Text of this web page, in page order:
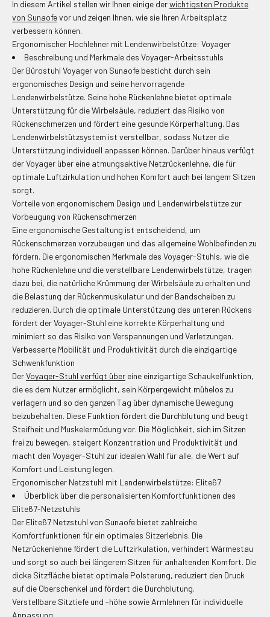
In diesem Artikel stellen wir Ihnen einige derwichtigsten Produkte
von Sunaofevor und zeigen Ihnen, wie sie Ihren Arbeitsplatz
verbessern können.
Ergonomischer Hochlehner mit Lendenwirbelstütze: Voyager
Beschreibung und Merkmale des Voyager-Arbeitsstuhls
Der Bürostuhl Voyager von Sunaofe besticht durch sein
ergonomisches Design und seine hervorragende
Lendenwirbelstütze. Seine hohe Rückenlehne bietet optimale
Unterstützung für die Wirbelsäule, reduziert das Risiko von
Rückenschmerzen und fördert eine gesunde Körperhaltung. Das
Lendenwirbelstützsystem ist verstellbar, sodass Nutzer die
Unterstützung individuell anpassen können. Darüber hinaus verfügt
der Voyager über eine atmungsaktive Netzrückenlehne, die für
optimale Luftzirkulation und hohen Komfort auch bei langem Sitzen
sorgt.
Vorteile von ergonomischem Design und Lendenwirbelstütze zur
Vorbeugung von Rückenschmerzen
Eine ergonomische Gestaltung ist entscheidend, um
Rückenschmerzen vorzubeugen und das allgemeine Wohlbefinden zu
fördern. Die ergonomischen Merkmale des Voyager-Stuhls, wie die
hohe Rückenlehne und die verstellbare Lendenwirbelstütze, tragen
dazu bei, die natürliche Krümmung der Wirbelsäule zu erhalten und
die Belastung der Rückenmuskulatur und der Bandscheiben zu
reduzieren. Durch die optimale Unterstützung des unteren Rückens
fördert der Voyager-Stuhl eine korrekte Körperhaltung und
minimiert so das Risiko von Verspannungen und Verletzungen.
Verbesserte Mobilität und Produktivität durch die einzigartige
Schwenkfunktion
DerVoyager-Stuhl verfügt über eine einzigartige Schaukelfunktion,
die es dem Nutzer ermöglicht, sein Körpergewicht mühelos zu
verlagern und so den ganzen Tag über dynamische Bewegung
beizubehalten. Diese Funktion fördert die Durchblutung und beugt
Steifheit und Muskelermüdung vor. Die Möglichkeit, sich im Sitzen
frei zu bewegen, steigert Konzentration und Produktivität und
macht den Voyager-Stuhl zur idealen Wahl für alle, die Wert auf
Komfort und Leistung legen.
Ergonomischer Netzstuhl mit Lendenwirbelstütze: Elite67
Überblick über die personalisierten Komfortfunktionen des
Elite67-Netzstuhls
Der Elite67 Netzstuhl von Sunaofe bietet zahlreiche
Komfortfunktionen für ein optimales Sitzerlebnis. Die
Netzrückenlehne fördert die Luftzirkulation, verhindert Wärmestau
und sorgt so auch bei längerem Sitzen für anhaltenden Komfort. Die
dicke Sitzfläche bietet optimale Polsterung, reduziert den Druck
auf die Oberschenkel und fördert die Durchblutung.
Verstellbare Sitztiefe und -höhe sowie Armlehnen für individuelle
Anpassung